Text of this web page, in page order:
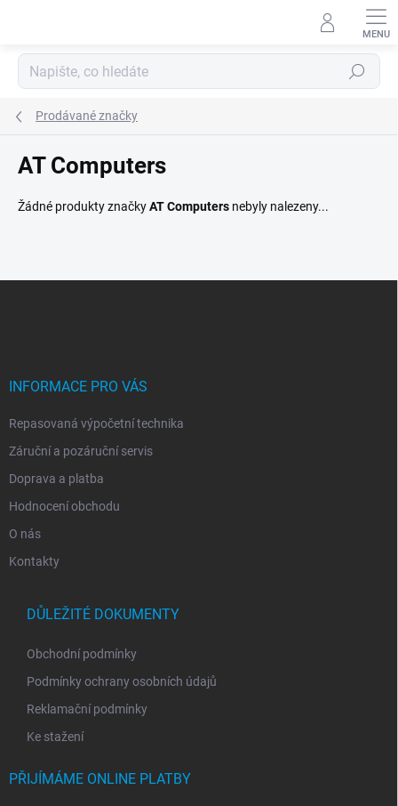
Hledat
Prodávané značky
AT Computers
Žádné produkty značkyAT Computers nebyly nalezeny...
INFORMACE PRO VÁS
Repasovaná výpočetní technika
Záruční a pozáruční servis
Doprava a platba
Hodnocení obchodu
O nás
Kontakty
DŮLEŽITÉ DOKUMENTY
Obchodní podmínky
Podmínky ochrany osobních údajů
Reklamační podmínky
Ke stažení
PŘIJÍMÁME ONLINE PLATBY